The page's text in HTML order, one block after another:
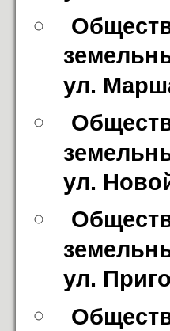
ул.
ул.
ул.